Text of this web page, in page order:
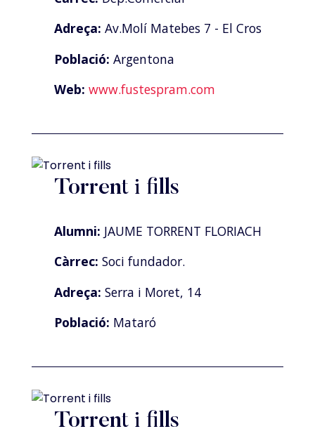
Adreça: Av.Molí Matebes 7 - El Cros
Població: Argentona
Web: www.fustespram.com
Torrent i fills
Alumni: JAUME TORRENT FLORIACH
Càrrec: Soci fundador.
Adreça: Serra i Moret, 14
Població: Mataró
Torrent i fills